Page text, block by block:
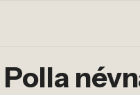
Polla